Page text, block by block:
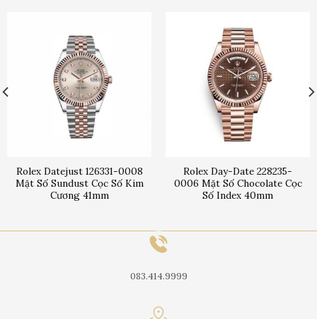
Rolex Datejust 126331-0008
Mặt Số Sundust Cọc Số Kim
Cương 41mm
Rolex Day-Date 228235-
0006 Mặt Số Chocolate Cọc
Số Index 40mm
083.414.9999